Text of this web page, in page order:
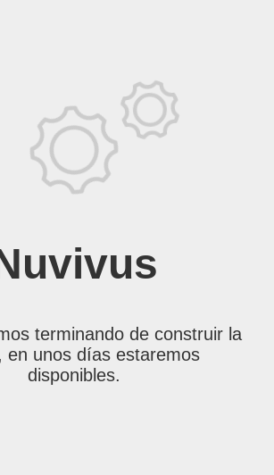
terminando de construir la
en unos días estaremos
disponibles.